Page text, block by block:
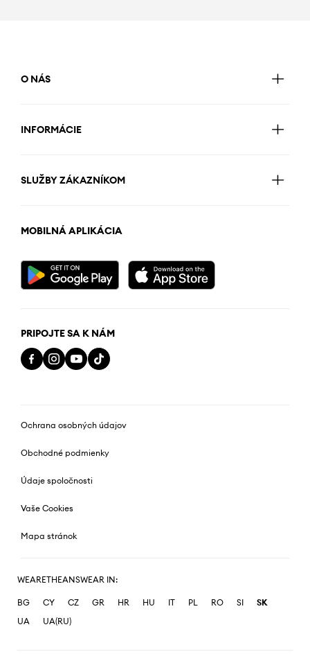
O NÁS
INFORMÁCIE
SLUŽBY ZÁKAZNÍKOM
MOBILNÁ APLIKÁCIA
PRIPOJTE SA K NÁM
Ochrana osobných údajov
Obchodné podmienky
Údaje spoločnosti
Vaše Cookies
Mapa stránok
WEARETHEANSWEAR IN:
BG CY CZ GR HR HU IT PL RO SI
SK
UA
UA(RU)